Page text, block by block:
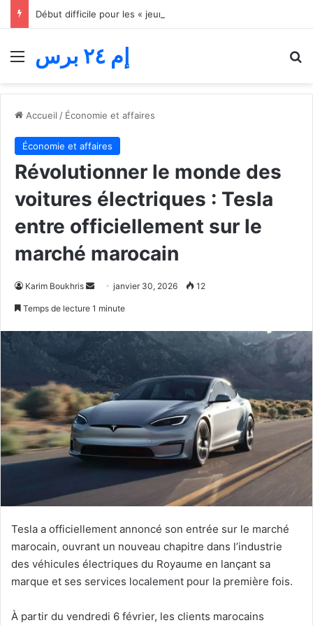
Menu إم ٢٤ برس
Accueil / Économie et affaires
Économie et affaires
Révolutionner le monde des
voitures électriques : Tesla
entre officiellement sur le
marché marocain
Karim Boukhris
Envoyerjanvier 30, 2026 12
Temps de lecture 1 minute
Tesla a officiellement annoncé son entrée sur le marché
marocain, ouvrant un nouveau chapitre dans l’industrie
des véhicules électriques du Royaume en lançant sa
marque et ses services localement pour la première fois.
À partir du vendredi 6 février, les clients marocains